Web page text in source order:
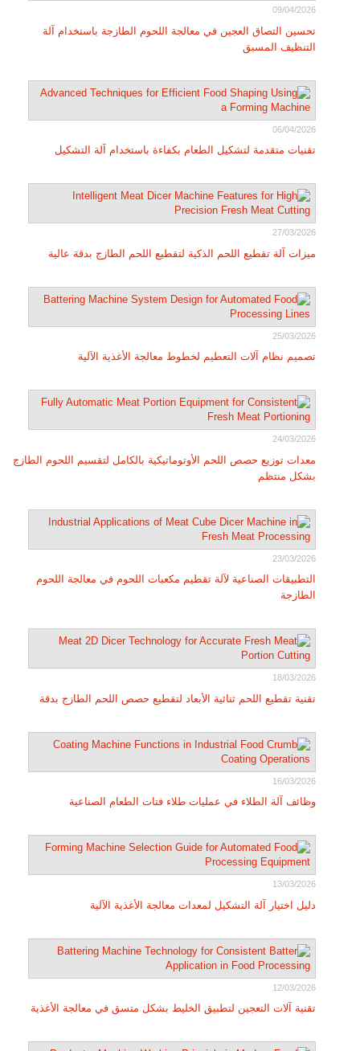
09/04/2026
تحسين التصاق العجين في معالجة اللحوم الطازجة باستخدام آلة
التنظيف المسبق
06/04/2026
تقنيات متقدمة لتشكيل الطعام بكفاءة باستخدام آلة التشكيل
27/03/2026
ميزات آلة تقطيع اللحم الذكية لتقطيع اللحم الطازج بدقة عالية
25/03/2026
تصميم نظام آلات التعطيم لخطوط معالجة الأغذية الآلية
24/03/2026
معدات توزيع حصص اللحم الأوتوماتيكية بالكامل لتقسيم اللحوم الطازج
بشكل منتظم
23/03/2026
التطبيقات الصناعية لآلة تقطيم مكعبات اللحوم في معالجة اللحوم
الطازجة
18/03/2026
تقنية تقطيع اللحم ثنائية الأبعاد لتقطيع حصص اللحم الطازج بدقة
16/03/2026
وظائف آلة الطلاء في عمليات طلاء فتات الطعام الصناعية
13/03/2026
دليل اختيار آلة التشكيل لمعدات معالجة الأغذية الآلية
12/03/2026
تقنية آلات التعجين لتطبيق الخليط بشكل متسق في معالجة الأغذية